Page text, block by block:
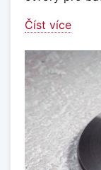
Číst více